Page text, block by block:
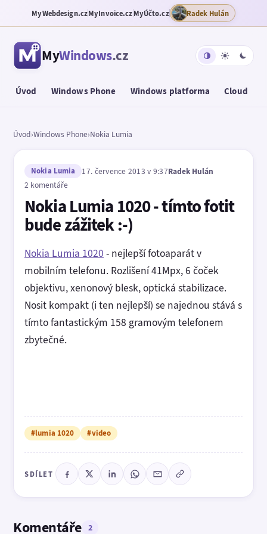
MyWebdesign.czMyInvoice.czMyÚčto.cz Radek Hulán
MyWindows.cz
Úvod Windows Phone Windows platforma Cloud
Úvod›Windows Phone›Nokia Lumia
Nokia Lumia 17. července 2013 v 9:37Radek Hulán
2 komentáře
Nokia Lumia 1020 - tímto fotit
bude zážitek :-)
Nokia Lumia 1020 - nejlepší fotoaparát v
mobilním telefonu. Rozlišení 41Mpx, 6 čoček
objektivu, xenonový blesk, optická stabilizace.
Nosit kompakt (i ten nejlepší) se najednou stává s
tímto fantastickým 158 gramovým telefonem
zbytečné.
#lumia 1020 #video
SDÍLET
Komentáře 2